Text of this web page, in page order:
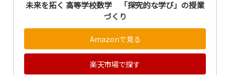
未来を拓く 高等学校数学 「探究的な学び」の授業
づくり
Amazonで見る
楽天市場で探す